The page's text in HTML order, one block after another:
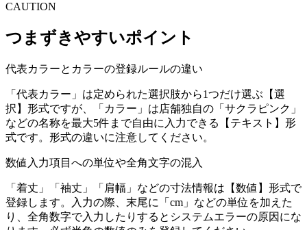
CAUTION
つまずきやすいポイント
代表カラーとカラーの登録ルールの違い
「代表カラー」は定められた選択肢から1つだけ選ぶ【選
択】形式ですが、「カラー」は店舗独自の「サクラピンク」
などの名称を最大5件まで自由に入力できる【テキスト】形
式です。形式の違いに注意してください。
数値入力項目への単位や全角文字の混入
「着丈」「袖丈」「肩幅」などの寸法情報は【数値】形式で
登録します。入力の際、末尾に「cm」などの単位を加えた
り、全角数字で入力したりするとシステムエラーの原因にな